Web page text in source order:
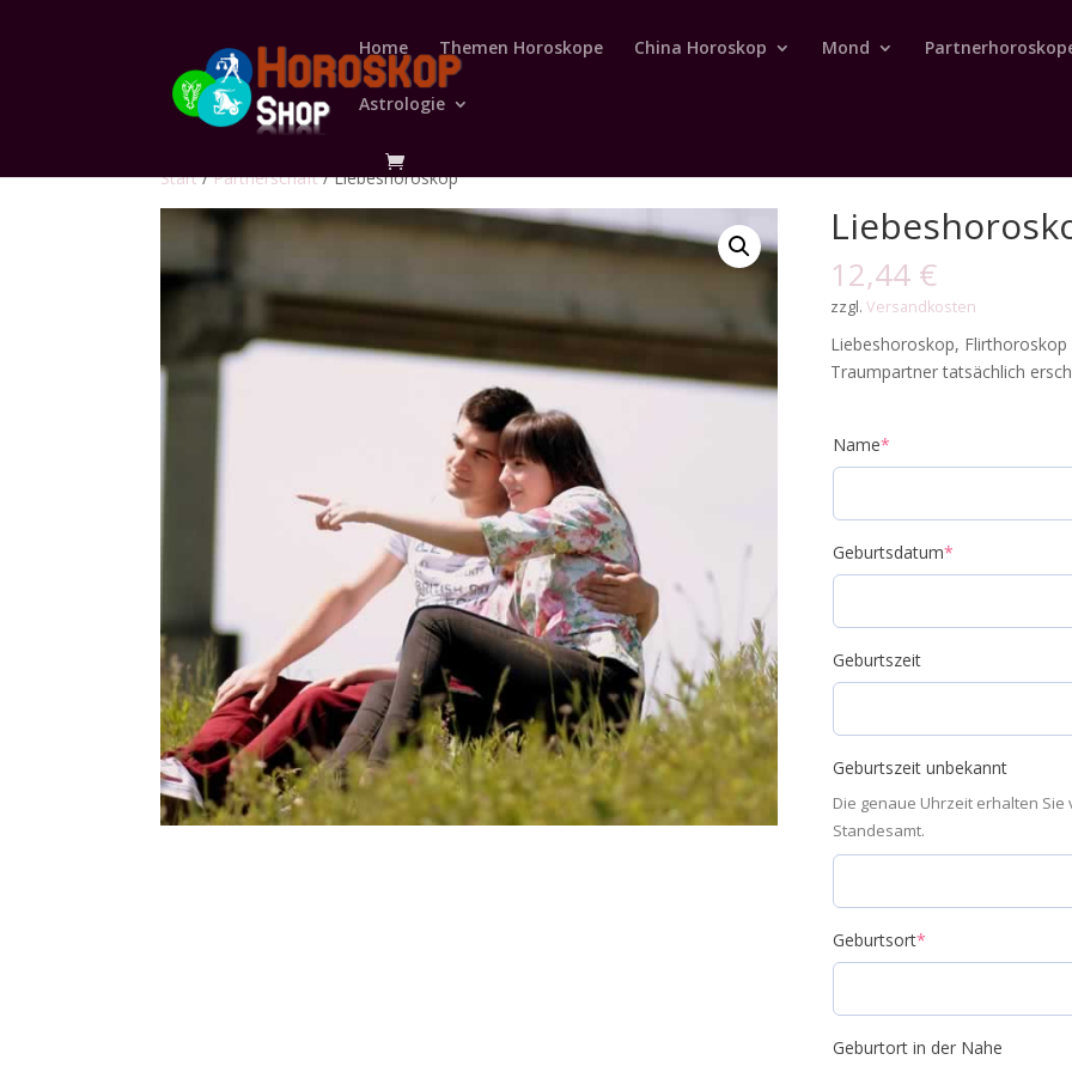
Home Themen Horoskope China Horoskop Mond
Astrologie
Start/Partnerschaft/ Liebeshoroskop
12,44 €
zzgl. Versandkosten
Liebeshoroskop,
Traumpartner tatsächlich
Name*
Geburtsdatum*
Geburtszeit
Geburtszeit unbekannt
Die genaue Uhrzeit erhalten Sie
Standesamt.
Geburtsort*
Geburtort in der Nahe